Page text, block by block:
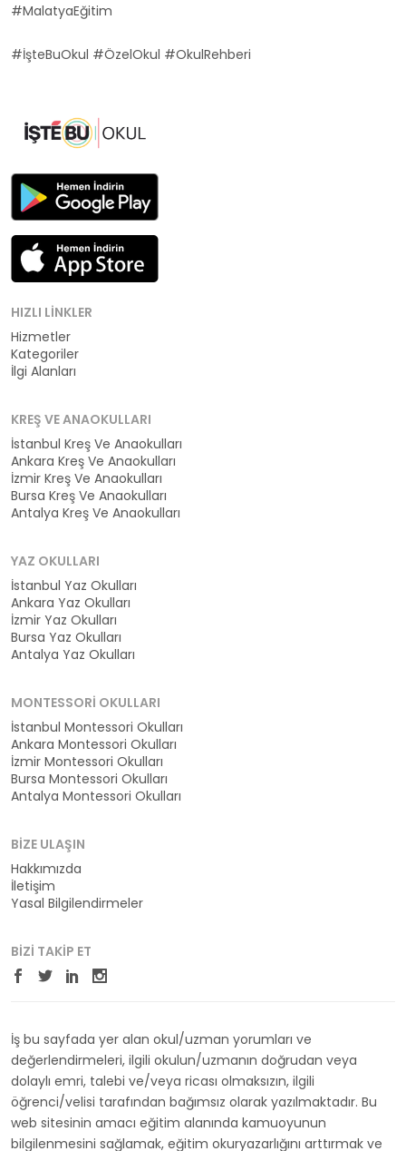
#MalatyaEğitim
#İşteBuOkul #ÖzelOkul #OkulRehberi
HIZLI LINKLER
Hizmetler
Kategoriler
İlgi Alanları
KREŞ VE ANAOKULLARI
İstanbul Kreş Ve Anaokulları
Ankara Kreş Ve Anaokulları
İzmir Kreş Ve Anaokulları
Bursa Kreş Ve Anaokulları
Antalya Kreş Ve Anaokulları
YAZ OKULLARI
İstanbul Yaz Okulları
Ankara Yaz Okulları
İzmir Yaz Okulları
Bursa Yaz Okulları
Antalya Yaz Okulları
MONTESSORI OKULLARI
İstanbul Montessori Okulları
Ankara Montessori Okulları
İzmir Montessori Okulları
Bursa Montessori Okulları
Antalya Montessori Okulları
BIZE ULAŞIN
Hakkımızda
İletişim
Yasal Bilgilendirmeler
BIZI TAKIP ET
İş bu sayfada yer alan okul/uzman yorumları ve
değerlendirmeleri, ilgili okulun/uzmanın doğrudan veya
dolaylı emri, talebi ve/veya ricası olmaksızın, ilgili
öğrenci/velisi tarafından bağımsız olarak yazılmaktadır. Bu
web sitesinin amacı eğitim alanında kamuoyunun
bilgilenmesini sağlamak, eğitim okuryazarlığını arttırmak ve